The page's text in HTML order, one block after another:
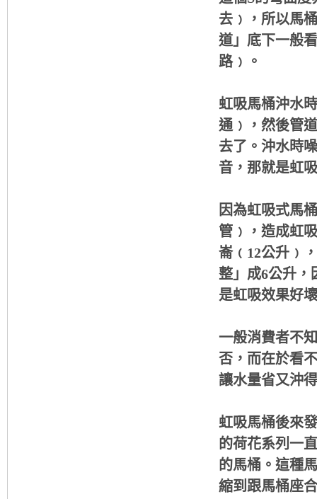
去﹚，所以馬
道」底下一般
路﹚。
虹吸馬桶沖水
通﹚，然後管
去了。沖水時
音，那就是虹
因為虹吸式馬
管﹚，造成虹
崙﹙12公升﹚
整」成6公升，
是虹吸效果好
一般消費者不
否，而在於看
讓水量省又沖
虹吸馬桶後來
的荷花系列一
的馬桶。這種
縮到跟馬桶座